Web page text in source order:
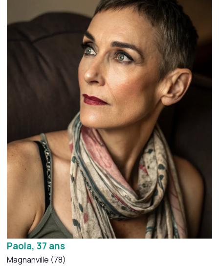
Paola, 37 ans
Magnanville (78)